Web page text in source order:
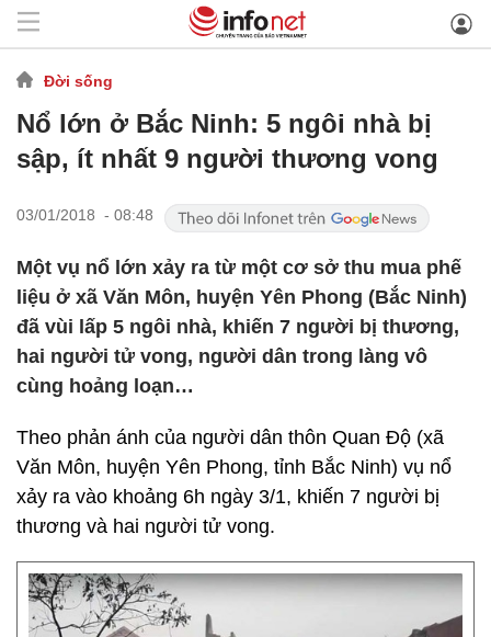
Đời sống
Nổ lớn ở Bắc Ninh: 5 ngôi nhà bị
sập, ít nhất 9 người thương vong
03/01/2018 - 08:48
Một vụ nổ lớn xảy ra từ một cơ sở thu mua phế
liệu ở xã Văn Môn, huyện Yên Phong (Bắc Ninh)
đã vùi lấp 5 ngôi nhà, khiến 7 người bị thương,
hai người tử vong, người dân trong làng vô
cùng hoảng loạn…
Theo phản ánh của người dân thôn Quan Độ (xã
Văn Môn, huyện Yên Phong, tỉnh Bắc Ninh) vụ nổ
xảy ra vào khoảng 6h ngày 3/1, khiến 7 người bị
thương và hai người tử vong.